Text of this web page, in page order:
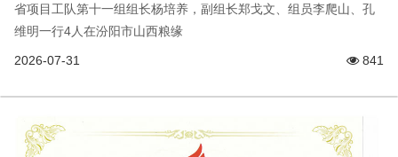
省项目工队第十一组组长杨培养，副组长郑戈文、组员李爬山、孔
维明一行4人在汾阳市山西粮缘
2026-07-31 841